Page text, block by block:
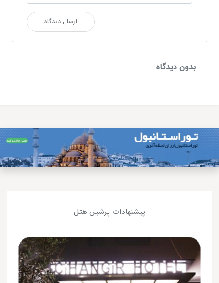
ارسال دیدگاه
بدون دیدگاه
پیشنهادات پرشین هتل